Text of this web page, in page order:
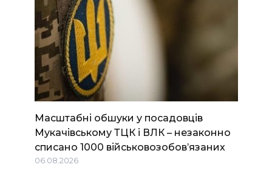
Масштабні обшуки у посадовців
Мукачівському ТЦК і ВЛК – незаконно
списано 1000 військовозобов’язаних
06.08.2026